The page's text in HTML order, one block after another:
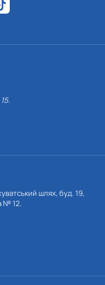
шлях, буд. 19,
№ 12.